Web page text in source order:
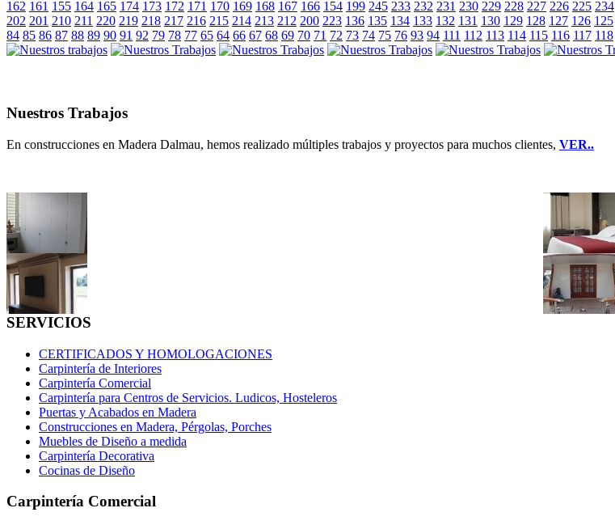
162 161 155 164 165 174 173 172 171 170 169 168 167 166 154 199 245 233 232 231 230 229 228 227 226 225 234
202 201 210 211 220 219 218 217 216 215 214 213 212 200 223 136 135 134 133 132 131 130 129 128 127 126 125
84 85 86 87 88 89 90 91 92 79 78 77 65 64 66 67 68 69 70 71 72 73 74 75 76 93 94 111 112 113 114 115 116 117 118
Nuestros Trabajos
En construcciones en Madera Dalmau, hemos realizado múltiples trabajos y proyectos para muchos clientes, VER..
SERVICIOS
CERTIFICADOS Y HOMOLOGACIONES
Carpintería de Interiores
Carpintería Comercial
Carpintería para Centros de Servicios. Ludicos, Hosteleros
Puertas y Acabados en Madera
Construcciones en Madera, Pérgolas, Porches
Muebles de Diseño a medida
Carpintería Decorativa
Cocinas de Diseño
Carpintería Comercial